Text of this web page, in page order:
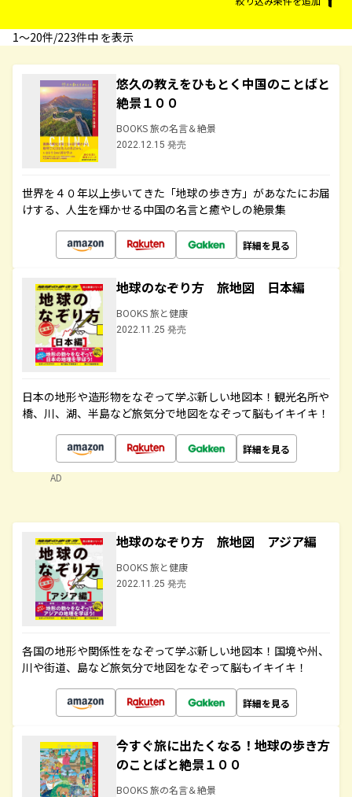
1〜20件/223件中 を表示
悠久の教えをひもとく中国のことばと
絶景１００
BOOKS 旅の名言＆絶景
2022.12.15 発売
世界を４０年以上歩いてきた「地球の歩き方」があなたにお届
けする、人生を輝かせる中国の名言と癒やしの絶景集
詳細を見る
地球のなぞり方 旅地図 日本編
BOOKS 旅と健康
2022.11.25 発売
日本の地形や造形物をなぞって学ぶ新しい地図本！観光名所や
橋、川、湖、半島など旅気分で地図をなぞって脳もイキイキ！
詳細を見る
AD
地球のなぞり方 旅地図 アジア編
BOOKS 旅と健康
2022.11.25 発売
各国の地形や関係性をなぞって学ぶ新しい地図本！国境や州、
川や街道、島など旅気分で地図をなぞって脳もイキイキ！
詳細を見る
今すぐ旅に出たくなる！地球の歩き方
のことばと絶景１００
BOOKS 旅の名言＆絶景